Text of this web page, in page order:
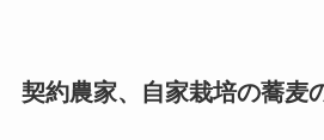
契約農家、自家栽培の蕎麦